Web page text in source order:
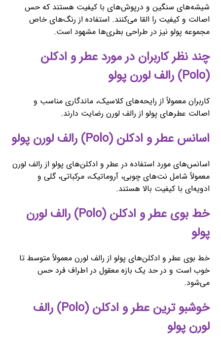
شیشه‌های سنگین و درپوش‌های با کیفیت هستند که حس
اصالت و کیفیت را القا می‌کنند. استفاده از رنگ‌های خاص
مجموعه پولو نیز در طراحی بطری‌ها مشهود است.
چند نظر کاربران در مورد عطر و ادکلن
(Polo) رالف لورن پولو
کاربران معمولاً از رایحه‌های کلاسیک، ماندگاری مناسب و
اصالت عطرهای پولو از رالف لورن رضایت دارند.
اسانس عطر و ادکلن (Polo) رالف لورن پولو
اسانس‌های مورد استفاده در عطر و ادکلن‌های پولو از رالف لورن
معمولاً شامل نت‌های چوبی، آروماتیک، مرکباتی، گلی و
ادویه‌ای با کیفیت بالا هستند.
خط بوی عطر و ادکلن (Polo) رالف لورن
پولو
خط بوی عطر و ادکلن‌های پولو از رالف لورن معمولاً متوسط تا
خوب است و در حد یک بازه معقول در اطراف فرد حس
می‌شود.
خوشبو ترین عطر و ادکلن (Polo) رالف
لورن پولو